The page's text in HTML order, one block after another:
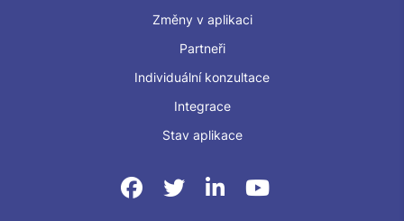
Změny v aplikaci
Partneři
Individuální konzultace
Integrace
Stav aplikace